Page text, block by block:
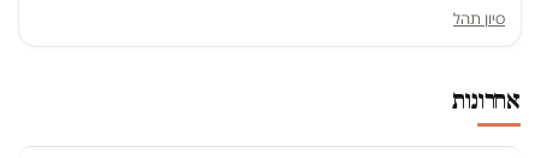
סיון תהל
אחרונות